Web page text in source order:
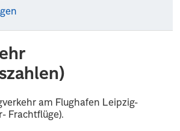
am Flughafen Leipzig-
Frachtflüge).